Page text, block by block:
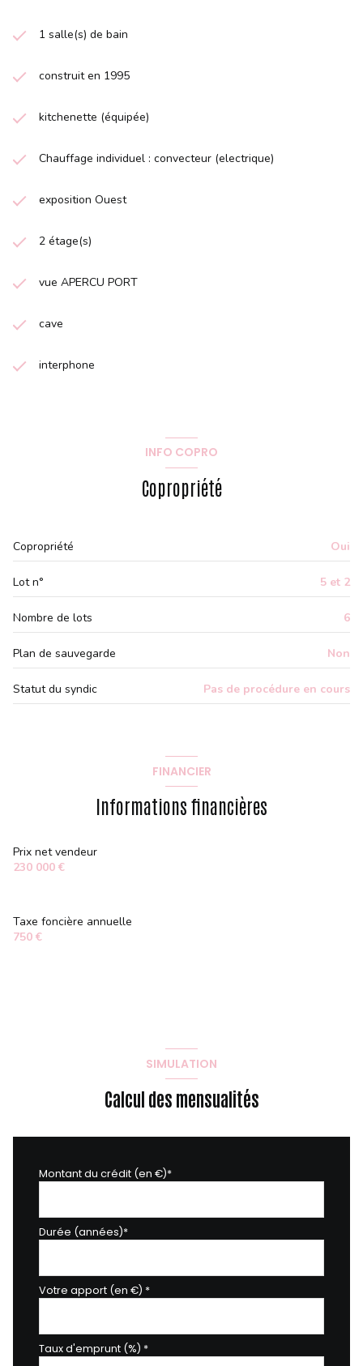
1 salle(s) de bain
construit en 1995
kitchenette (équipée)
Chauffage individuel : convecteur (electrique)
exposition Ouest
2 étage(s)
vue APERCU PORT
cave
interphone
INFO COPRO
Copropriété
Copropriété Oui
Lot n° 5 et 2
Nombre de lots 6
Plan de sauvegarde Non
Statut du syndic Pas de procédure en cours
FINANCIER
Informations financières
Prix net vendeur
230 000 €
Taxe foncière annuelle
750 €
SIMULATION
Calcul des mensualités
Montant du crédit (en €)*
Durée (années)*
Votre apport (en €) *
Taux d'emprunt (%) *